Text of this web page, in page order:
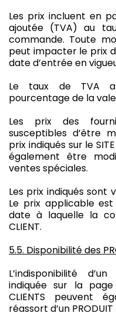
Les prix incluent en
ajoutée (TVA) au
commande. Toute
peut impacter le prix
date d’entrée en
Le taux de TVA
pourcentage de la
Les prix des
susceptibles d’être
prix indiqués sur le
également être
ventes spéciales.
Les prix indiqués sont
Le prix applicable
date à laquelle la
CLIENT.
5.5. Disponibilité des
L’indisponibilité
indiquée sur la page
CLIENTS peuvent
réassort d’un PRODUIT